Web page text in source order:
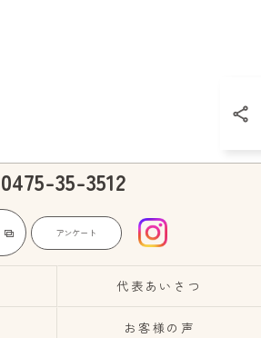
0475-35-3512
アンケート
代表あいさつ
お客様の声